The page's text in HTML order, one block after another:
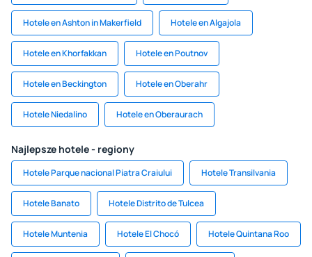
Hotele en Ashton in Makerfield Hotele en Algajola
Hotele en Khorfakkan Hotele en Poutnov
Hotele en Beckington Hotele en Oberahr
Hotele Niedalino Hotele en Oberaurach
Najlepsze hotele - regiony
Hotele Parque nacional Piatra Craiului Hotele Transilvania
Hotele Banato Hotele Distrito de Tulcea
Hotele Muntenia Hotele El Chocó Hotele Quintana Roo